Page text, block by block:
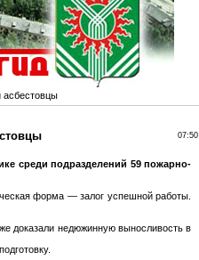
асбестовцы
07:50
среди подразделений 59 пожарно-
форма — залог успешной работы.
доказали недюжинную выносливость в